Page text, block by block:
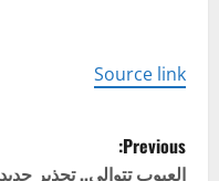
Source link
P
Previous: